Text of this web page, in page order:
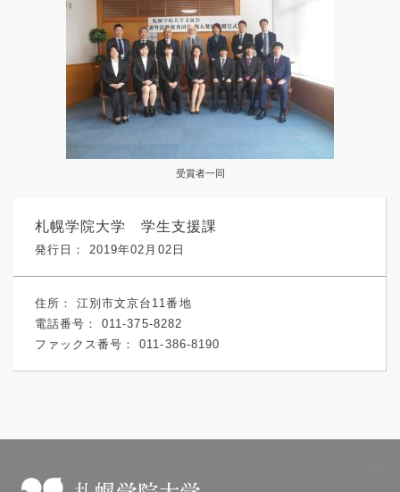
受賞者一同
発行日： 2019年02月02日
札幌学院大学 学生支援課
住所：
江別市文京台11番地
電話番号：
011-375-8282
ファックス番号：
011-386-8190